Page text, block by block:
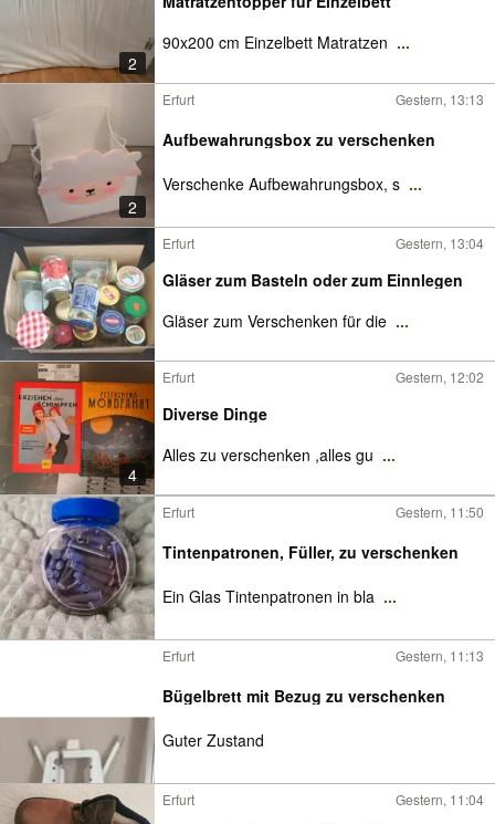
2
90x200 cm Einzelbett Matratzen ...
2
Erfurt Gestern, 13:13
Aufbewahrungsbox zu verschenken
Verschenke Aufbewahrungsbox, s ...
Erfurt Gestern, 13:04
Gläser zum Basteln oder zum Einnlegen
Gläser zum Verschenken für die ...
4
Erfurt Gestern, 12:02
Diverse Dinge
Alles zu verschenken ,alles gu ...
Erfurt Gestern, 11:50
Tintenpatronen, Füller, zu verschenken
Ein Glas Tintenpatronen in bla ...
Erfurt Gestern, 11:13
Bügelbrett mit Bezug zu verschenken
Guter Zustand
Erfurt Gestern, 11:04